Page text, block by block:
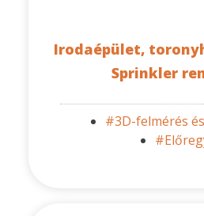
Irodaépület,
Sprinkler
#3D-felmérés